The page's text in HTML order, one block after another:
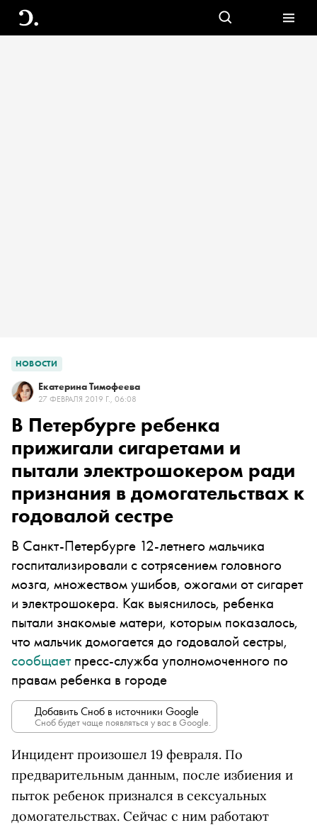
НОВОСТИ
Екатерина Тимофеева
27 ФЕВРАЛЯ 2019 Г., 06:08
В Петербурге ребенка
прижигали сигаретами и
пытали электрошокером ради
признания в домогательствах к
годовалой сестре
В Санкт-Петербурге 12-летнего мальчика
госпитализировали с сотрясением головного
мозга, множеством ушибов, ожогами от сигарет
и электрошокера. Как выяснилось, ребенка
пытали знакомые матери, которым показалось,
что мальчик домогается до годовалой сестры,
сообщаетпресс-служба уполномоченного по
правам ребенка в городе
Добавить Сноб в источники Google
Сноб будет чаще появляться у вас в Google.
Инцидент произошел 19 февраля. По
предварительным данным, после избиения и
пыток ребенок признался в сексуальных
домогательствах. Сейчас с ним работают